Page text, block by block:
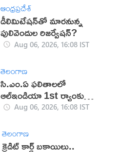
ఆంధ్రప్రదేశ్
డీలిమిటేషన్‌తో మారనున్న
పులివెందుల రిజర్వేషన్?
Aug 06, 2026, 16:08 IST
తెలంగాణ
సి.ఎం.ఏ ఫలితాలలో
ఆల్ఇండియా 1st ర్యాంకు
సాధించిన మాస్టర్‌మైండ్స్
Aug 06, 2026, 16:08 IST
తెలంగాణ
క్రెడిట్ కార్డ్ బకాయిలు..